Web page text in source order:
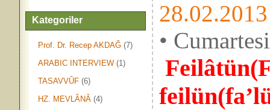
Kategoriler
Prof. Dr. Recep AKDAĞ (7)
ARABIC INTERVIEW (1)
TASAVVÛF (6)
HZ. MEVLÂNÂ (4)
28.02.2013
•